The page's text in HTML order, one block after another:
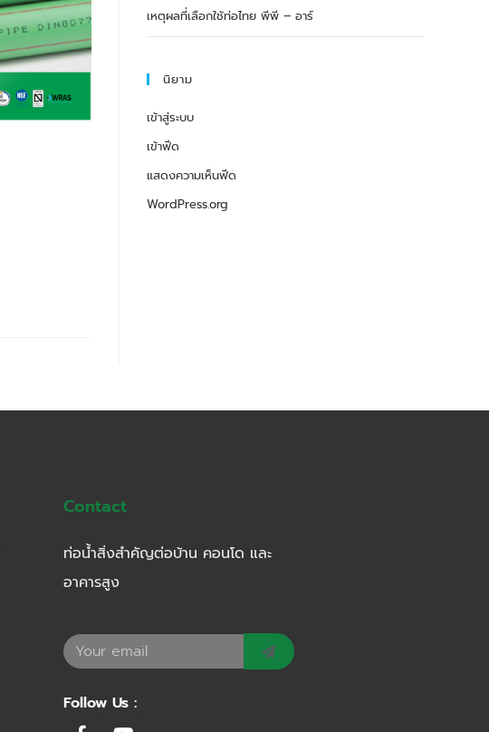
เหตุผลที่เลือกใช้ท่อไทย พีพี – อาร์
นิยาม
เข้าสู่ระบบ
เข้าฟีด
แสดงความเห็นฟีด
WordPress.org
Contact
ท่อน้ำสิ่งสำคัญต่อบ้าน คอนโด และ
อาคารสูง
Follow Us :